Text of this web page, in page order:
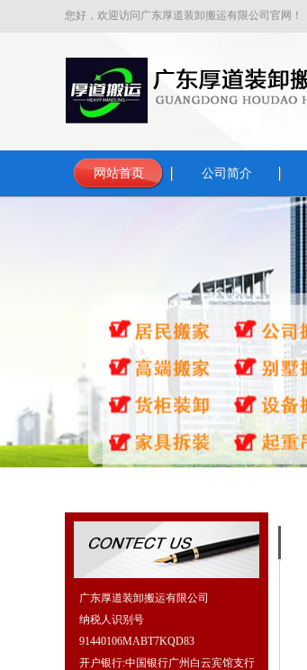
您好，欢迎访问广东厚道装卸搬运有限公司官网！
网站首页 公司简介
广东厚道装卸搬运有限公司
纳税人识别号
91440106MABT7KQD83
开户银行:中国银行广州白云宾馆支行